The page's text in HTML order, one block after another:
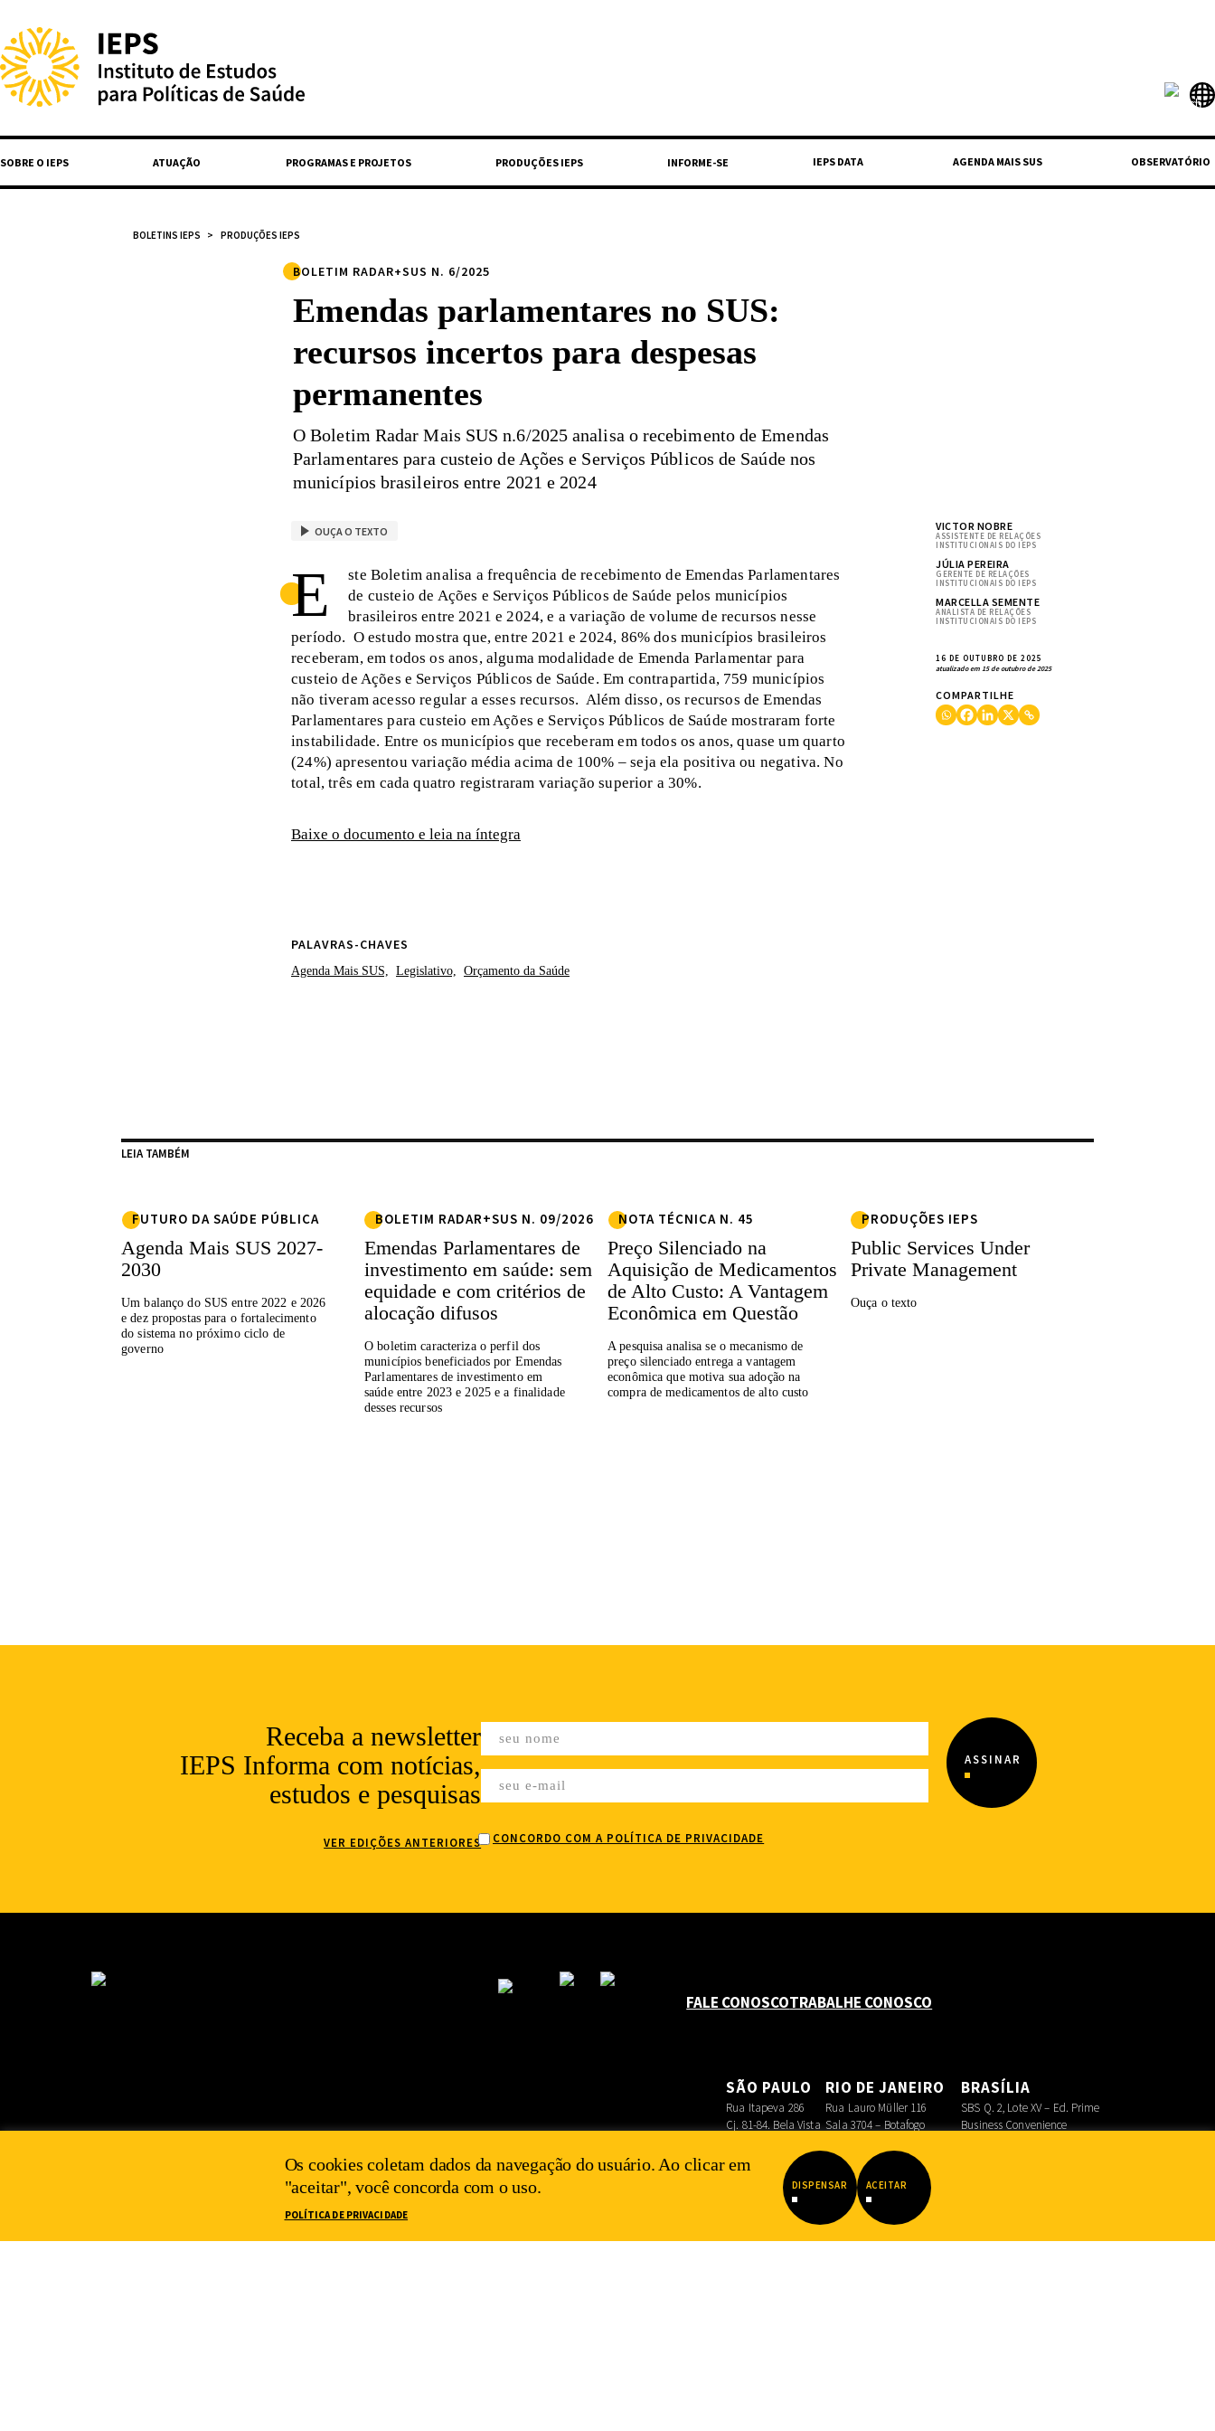
SOBRE O IEPS ATUAÇÃO PROGRAMAS E PROJETOS PRODUÇÕES IEPS INFORME-SE IEPS DATA AGENDA MAIS SUS OBSERVATÓRIO
BOLETINS IEPS PRODUÇÕES IEPS
BOLETIM RADAR+SUS N. 6/2025
Emendas parlamentares no SUS:
recursos incertos para despesas
permanentes
O Boletim Radar Mais SUS n.6/2025 analisa o recebimento de Emendas
Parlamentares para custeio de Ações e Serviços Públicos de Saúde nos
municípios brasileiros entre 2021 e 2024
VICTOR NOBRE
ASSISTENTE DE RELAÇÕES
INSTITUCIONAIS DO IEPS
JÚLIA PEREIRA
GERENTE DE RELAÇÕES
INSTITUCIONAIS DO IEPS
MARCELLA SEMENTE
ANALISTA DE RELAÇÕES
INSTITUCIONAIS DO IEPS
16 DE OUTUBRO DE 2025
atualizado em 15 de outubro de 2025
COMPARTILHE
OUÇA O TEXTO
E
ste Boletim analisa a frequência de recebimento de Emendas Parlamentares
de custeio de Ações e Serviços Públicos de Saúde pelos municípios
brasileiros entre 2021 e 2024, e a variação de volume de recursos nesse
período. O estudo mostra que, entre 2021 e 2024, 86% dos municípios brasileiros
receberam, em todos os anos, alguma modalidade de Emenda Parlamentar para
custeio de Ações e Serviços Públicos de Saúde. Em contrapartida, 759 municípios
não tiveram acesso regular a esses recursos. Além disso, os recursos de Emendas
Parlamentares para custeio em Ações e Serviços Públicos de Saúde mostraram forte
instabilidade. Entre os municípios que receberam em todos os anos, quase um quarto
(24%) apresentou variação média acima de 100% – seja ela positiva ou negativa. No
total, três em cada quatro registraram variação superior a 30%.
Baixe o documento e leia na íntegra
PALAVRAS-CHAVES
Agenda Mais SUS, Legislativo, Orçamento da Saúde
LEIA TAMBÉM
FUTURO DA SAÚDE PÚBLICA
Agenda Mais SUS 2027-
2030
Um balanço do SUS entre 2022 e 2026
e dez propostas para o fortalecimento
do sistema no próximo ciclo de
governo
BOLETIM RADAR+SUS N. 09/2026
Emendas Parlamentares de
investimento em saúde: sem
equidade e com critérios de
alocação difusos
O boletim caracteriza o perfil dos
municípios beneficiados por Emendas
Parlamentares de investimento em
saúde entre 2023 e 2025 e a finalidade
desses recursos
NOTA TÉCNICA N. 45
Preço Silenciado na
Aquisição de Medicamentos
de Alto Custo: A Vantagem
Econômica em Questão
A pesquisa analisa se o mecanismo de
preço silenciado entrega a vantagem
econômica que motiva sua adoção na
compra de medicamentos de alto custo
PRODUÇÕES IEPS
Public Services Under
Private Management
Ouça o texto
Receba a newsletter
IEPS Informa com notícias,
estudos e pesquisas
VER EDIÇÕES ANTERIORES CONCORDO COM A POLÍTICA DE PRIVACIDADE
FALE CONOSCOTRABALHE CONOSCO
SÃO PAULO
Rua Itapeva 286
Cj. 81-84. Bela Vista
RIO DE JANEIRO
Rua Lauro Müller 116
Sala 3704 – Botafogo
BRASÍLIA
SBS Q. 2, Lote XV – Ed. Prime
Business Convenience
POLÍTICA DE PRIVACIDADE
Os cookies coletam dados da navegação do usuário. Ao clicar em
"aceitar", você concorda com o uso.
POLÍTICA DE PRIVACIDADE
DISPENSAR ACEITAR